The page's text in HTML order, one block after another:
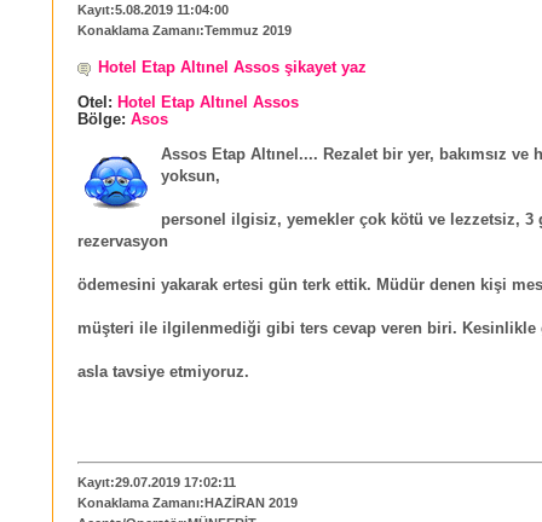
Kayıt:5.08.2019 11:04:00
Konaklama Zamanı:Temmuz 2019
Hotel Etap Altınel Assos şikayet yaz
Otel: Hotel Etap Altınel Assos
Bölge: Asos
Assos Etap Altınel.... Rezalet bir yer, bakımsız ve
yoksun,
personel ilgisiz, yemekler çok kötü ve lezzetsiz, 3
rezervasyon
ödemesini yakarak ertesi gün terk ettik. Müdür denen kişi
müşteri ile ilgilenmediği gibi ters cevap veren biri. Kesinlikle
asla tavsiye etmiyoruz.
Kayıt:29.07.2019 17:02:11
Konaklama Zamanı:HAZİRAN 2019